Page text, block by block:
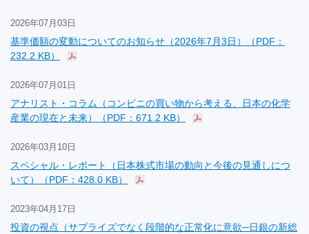
2026年07月03日
基準価額の変動についてのお知らせ（2026年7月3日）（PDF：
232.2 KB）
2026年07月01日
アナリスト・コラム（コンビニの買い物から考える、日本の化学
産業の現在と未来）（PDF：671.2 KB）
2026年03月10日
スペシャル・レポート（日本株式市場の動向と今後の見通しにつ
いて）（PDF：428.0 KB）
2023年04月17日
投資の視点（サプライズでなく段階的な正常化に意欲─日銀の新総